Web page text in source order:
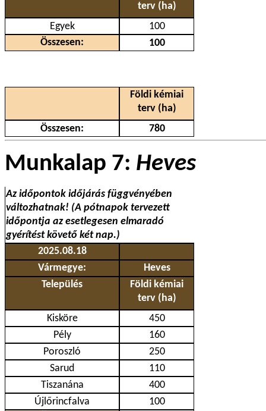
terv (ha)
Egyek
100
Összesen:
100
Földi kémiai
terv (ha)
Összesen:
780
Munkalap 7: Heves
Az időpontok időjárás függvényében
változhatnak! (A pótnapok tervezett
időpontja az esetlegesen elmaradó
gyérítést követő két nap.)
2025.08.18
Vármegye:
Heves
Település
Földi kémiai
terv (ha)
Kisköre
450
Pély
160
Poroszló
250
Sarud
110
Tiszanána
400
Újlőrincfalva
100